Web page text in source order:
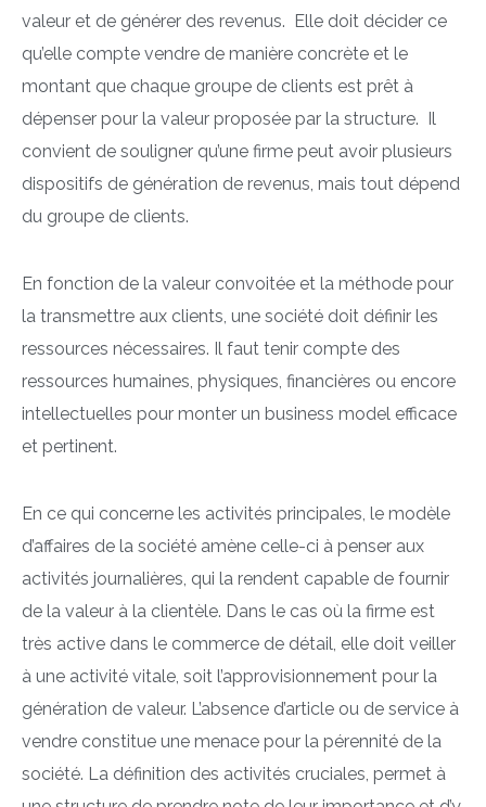
valeur et de générer des revenus. Elle doit décider ce
qu’elle compte vendre de manière concrète et le
montant que chaque groupe de clients est prêt à
dépenser pour la valeur proposée par la structure. Il
convient de souligner qu’une firme peut avoir plusieurs
dispositifs de génération de revenus, mais tout dépend
du groupe de clients.
En fonction de la valeur convoitée et la méthode pour
la transmettre aux clients, une société doit définir les
ressources nécessaires. Il faut tenir compte des
ressources humaines, physiques, financières ou encore
intellectuelles pour monter un business model efficace
et pertinent.
En ce qui concerne les activités principales, le modèle
d’affaires de la société amène celle-ci à penser aux
activités journalières, qui la rendent capable de fournir
de la valeur à la clientèle. Dans le cas où la firme est
très active dans le commerce de détail, elle doit veiller
à une activité vitale, soit l’approvisionnement pour la
génération de valeur. L’absence d’article ou de service à
vendre constitue une menace pour la pérennité de la
société. La définition des activités cruciales, permet à